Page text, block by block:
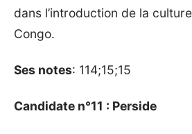
dans l’introduction de la
Congo.
Ses notes: 114;15;15
Candidate n°11 : Perside